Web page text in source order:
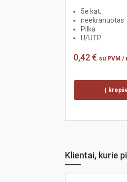
5e kat.
neekranuotas
Pilka
U/UTP
0,42 € su PVM /
Į
Klientai, kurie